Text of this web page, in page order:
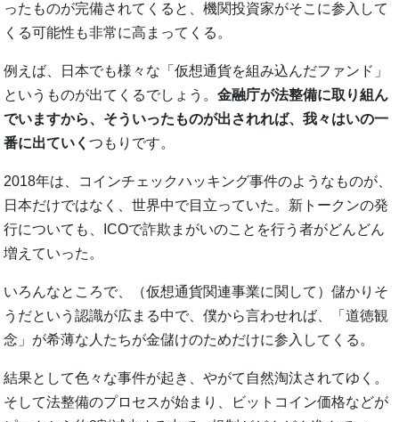
ったものが完備されてくると、機関投資家がそこに参入して
くる可能性も非常に高まってくる。
例えば、日本でも様々な「仮想通貨を組み込んだファンド」
というものが出てくるでしょう。金融庁が法整備に取り組ん
でいますから、そういったものが出されれば、我々はいの一
番に出ていくつもりです。
2018年は、コインチェックハッキング事件のようなものが、
日本だけではなく、世界中で目立っていた。新トークンの発
行についても、ICOで詐欺まがいのことを行う者がどんどん
増えていった。
いろんなところで、（仮想通貨関連事業に関して）儲かりそ
うだという認識が広まる中で、僕から言わせれば、「道徳観
念」が希薄な人たちが金儲けのためだけに参入してくる。
結果として色々な事件が起き、やがて自然淘汰されてゆく。
そして法整備のプロセスが始まり、ビットコイン価格などが